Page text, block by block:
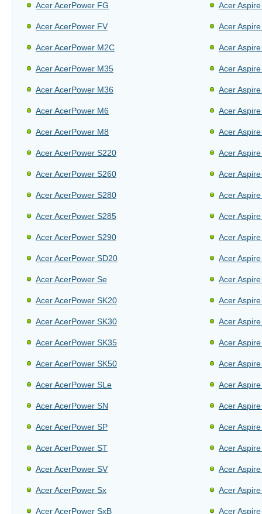
Acer AcerPower FG
Acer AcerPower FV
Acer AcerPower M2C
Acer AcerPower M35
Acer AcerPower M36
Acer AcerPower M6
Acer AcerPower M8
Acer AcerPower S220
Acer AcerPower S260
Acer AcerPower S280
Acer AcerPower S285
Acer AcerPower S290
Acer AcerPower SD20
Acer AcerPower Se
Acer AcerPower SK20
Acer AcerPower SK30
Acer AcerPower SK35
Acer AcerPower SK50
Acer AcerPower SLe
Acer AcerPower SN
Acer AcerPower SP
Acer AcerPower ST
Acer AcerPower SV
Acer AcerPower Sx
Acer AcerPower SxB
Acer
Acer
Acer
Acer
Acer
Acer
Acer
Acer
Acer
Acer
Acer
Acer
Acer
Acer
Acer
Acer
Acer
Acer
Acer
Acer
Acer
Acer
Acer
Acer
Acer